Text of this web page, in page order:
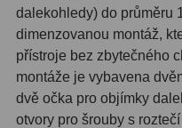
Převracecí4
Hledáčky 28
Optické hledáčky 15
dalekohledy) do průměru
dimenzovanou montáž,
přístroje bez zbytečného
montáže je vybavena
dvě očka pro objímky
otvory pro šrouby s